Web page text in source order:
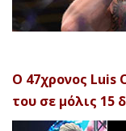
Ο 47χρονος Luis
του σε μόλις 15